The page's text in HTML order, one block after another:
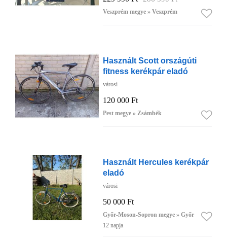
Veszprém megye » Veszprém
Használt Scott országúti
fitness kerékpár eladó
városi
120 000 Ft
Pest megye » Zsámbék
Használt Hercules kerékpár
eladó
városi
50 000 Ft
Győr-Moson-Sopron megye » Győr
12 napja